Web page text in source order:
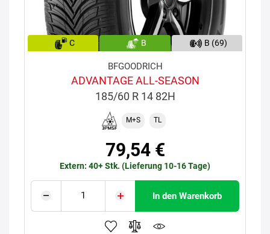
C B B (69)
BFGOODRICH
ADVANTAGE ALL-SEASON
185/60 R 14 82H
M+S TL
79,54 €
Extern: 40+ Stk. (Lieferung 10-16 Tage)
In den Warenkorb